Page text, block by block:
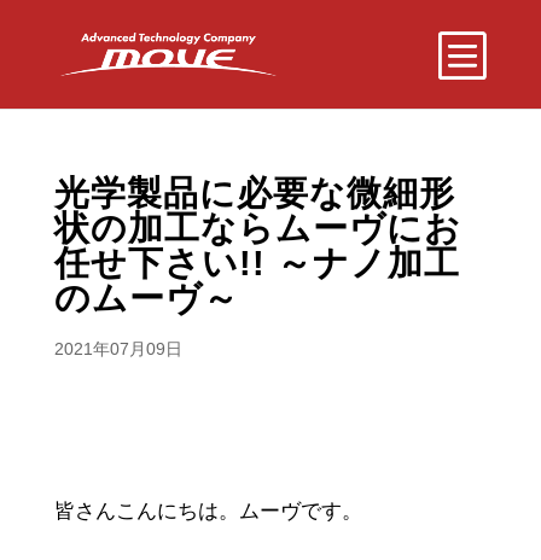
光学製品に必要な微細形
状の加工ならムーヴにお
任せ下さい!! ～ナノ加工
のムーヴ～
2021年07月09日
皆さんこんにちは。ムーヴです。